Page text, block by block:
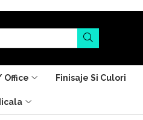
Office Finisaje Si Culori